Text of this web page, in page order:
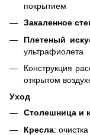
покрытием
Закаленное
Плетеный
ультрафиолета
Конструкция
открытом
Уход
Столешница и
Кресла: